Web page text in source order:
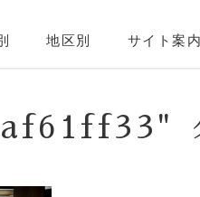
地区別 サイト案内